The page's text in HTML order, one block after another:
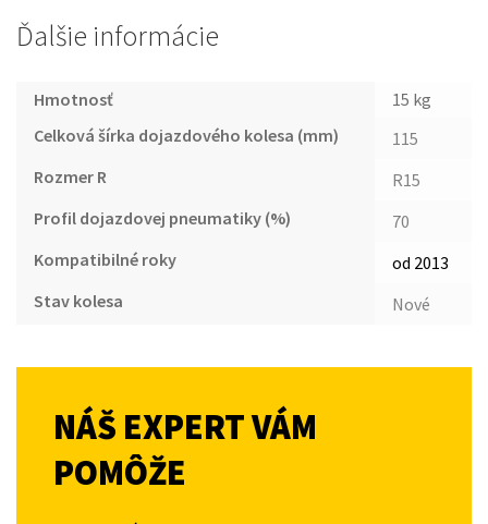
Ďalšie informácie
Hmotnosť
15 kg
Celková šírka dojazdového kolesa (mm)
115
Rozmer R
R15
Profil dojazdovej pneumatiky (%)
70
Kompatibilné roky
od 2013
Stav kolesa
Nové
NÁŠ EXPERT VÁM
POMÔŽE